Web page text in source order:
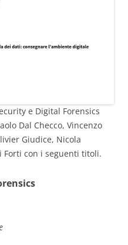
e Digital Forensics
Dal Checco, Vincenzo
Giudice, Nicola
Forti con i seguenti titoli.